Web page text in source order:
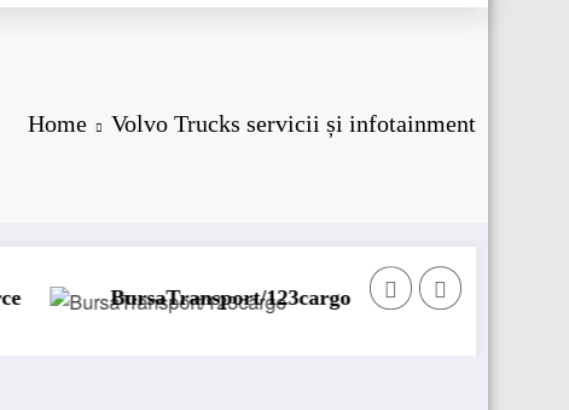
Home Volvo Trucks servicii și infotainment
BursaTransport/123cargo introduce o nouă funcționalitate